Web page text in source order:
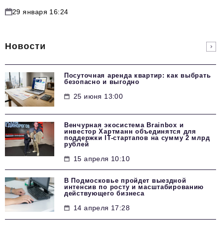
29 января 16:24
Новости
Посуточная аренда квартир: как выбрать
безопасно и выгодно
25 июня 13:00
Венчурная экосистема Brainbox и
инвестор Хартманн объединятся для
поддержки IT-стартапов на сумму 2 млрд
рублей
15 апреля 10:10
В Подмосковье пройдет выездной
интенсив по росту и масштабированию
действующего бизнеса
14 апреля 17:28